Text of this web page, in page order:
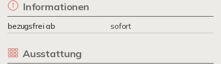
Informationen
bezugsfrei ab sofort
Ausstattung